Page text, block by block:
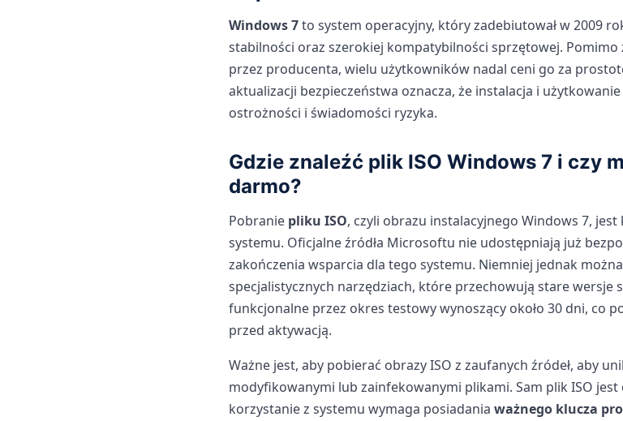
Windows 7to system operacyjny, który zadebiutował w 2009
stabilności oraz szerokiej kompatybilności sprzętowej.
przez producenta, wielu użytkowników nadal ceni go za
aktualizacji bezpieczeństwa oznacza, że instalacja i
ostrożności i świadomości ryzyka.
Gdzie znaleźć plik ISO Windows 7 i czy
darmo?
Pobranie pliku ISO, czyli obrazu instalacyjnego Windows 7,
systemu. Oficjalne źródła Microsoftu nie udostępniają już
zakończenia wsparcia dla tego systemu. Niemniej jednak
specjalistycznych narzędziach, które przechowują stare wersje
funkcjonalne przez okres testowy wynoszący około 30 dni, co
przed aktywacją.
Ważne jest, aby pobierać obrazy ISO z zaufanych źródeł, aby
modyfikowanymi lub zainfekowanymi plikami. Sam plik ISO
korzystanie z systemu wymaga posiadania ważnego klucza